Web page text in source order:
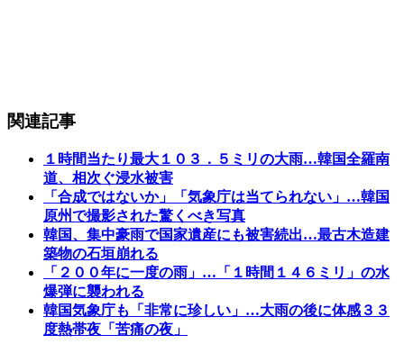
関連記事
１時間当たり最大１０３．５ミリの大雨…韓国全羅南
道、相次ぐ浸水被害
「合成ではないか」「気象庁は当てられない」…韓国
原州で撮影された驚くべき写真
韓国、集中豪雨で国家遺産にも被害続出…最古木造建
築物の石垣崩れる
「２００年に一度の雨」…「１時間１４６ミリ」の水
爆弾に襲われる
韓国気象庁も「非常に珍しい」…大雨の後に体感３３
度熱帯夜「苦痛の夜」